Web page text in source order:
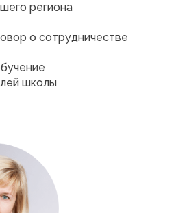
региона
о сотрудничестве
школы